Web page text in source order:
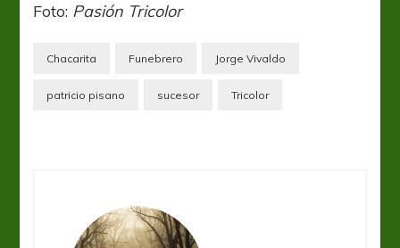
Foto: Pasión Tricolor
Chacarita Funebrero Jorge Vivaldo
patricio pisano sucesor Tricolor